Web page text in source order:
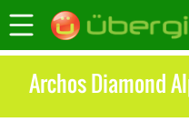
Archos Diamond